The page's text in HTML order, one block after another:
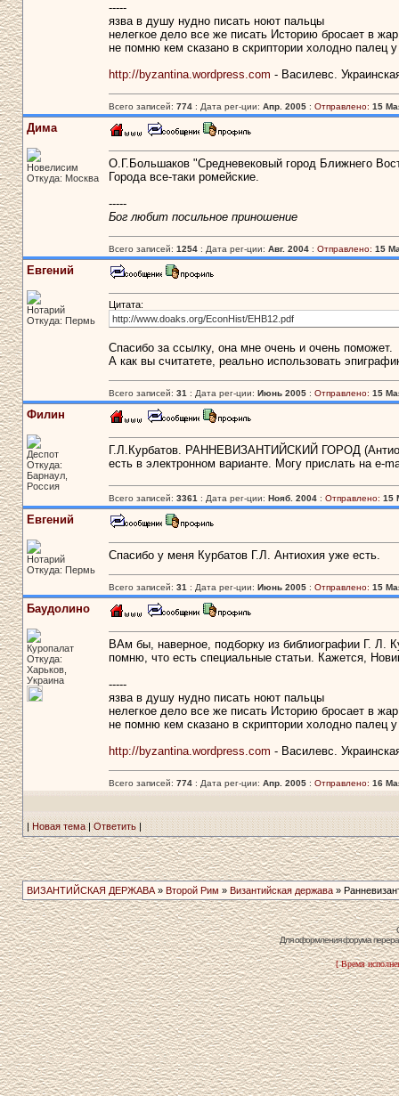
-----
язва в душу нудно писать ноют пальцы
нелегкое дело все же писать Историю бросает в
не помню кем сказано в скриптории холодно палец
http://byzantina.wordpress.com - Василевс.
Всего записей: 774: Дата рег-ции: Апр. 2005: Отправлено: 15
Дима
Новелисим
Откуда: Москва
О.Г.Большаков "Средневековый город Ближнего
Города все-таки ромейские.
-----
Бог любит посильное приношение
Всего записей: 1254: Дата рег-ции: Авг. 2004: Отправлено: 15
Евгений
Нотарий
Откуда: Пермь
Цитата:
http://www.doaks.org/EconHist/EHB12.pdf
Спасибо за ссылку, она мне очень и очень поможет.
А как вы считатете, реально использовать
Всего записей: 31 : Дата рег-ции: Июнь 2005: Отправлено: 15
Филин
Деспот
Откуда:
Барнаул,
Россия
Г.Л.Курбатов. РАННЕВИЗАНТИЙСКИЙ ГОРОД
есть в электронном варианте. Могу прислать на e-
Всего записей: 3361 : Дата рег-ции: Нояб. 2004: Отправлено: 15
Евгений
Нотарий
Откуда: Пермь
Спасибо у меня Курбатов Г.Л. Антиохия уже есть.
Всего записей: 31 : Дата рег-ции: Июнь 2005: Отправлено: 15
Баудолино
Куропалат
Откуда:
Харьков,
Украина
ВАм бы, наверное, подборку из библиографии Г. Л.
помню, что есть специальные статьи. Кажется,
-----
язва в душу нудно писать ноют пальцы
нелегкое дело все же писать Историю бросает в
не помню кем сказано в скриптории холодно палец
http://byzantina.wordpress.com - Василевс.
Всего записей: 774: Дата рег-ции: Апр. 2005: Отправлено: 16
| Новая тема|Ответить|
ВИЗАНТИЙСКАЯ ДЕРЖАВА» Второй Рим » Византийская держава»
Для оформления форума
[ Время